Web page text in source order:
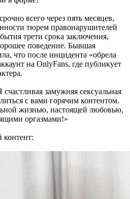
всего через пять месяцев,
тюрем правонарушителей
трети срока заключения,
поведение. Бывшая
что после инцидента «обрела
на OnlyFans, где публикует
замужняя сексуальная
с вами горячим контентом.
жизнью, настоящей любовью,
оргазмами!»
контент: